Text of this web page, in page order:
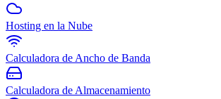
Hosting en la Nube
Calculadora de Ancho de Banda
Calculadora de Almacenamiento